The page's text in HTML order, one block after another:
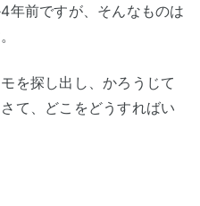
年前ですが、そんなものは
を探し出し、かろうじて
て、どこをどうすればい